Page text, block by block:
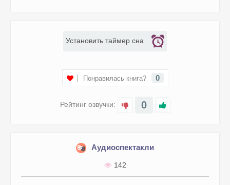
Рейтинг озвучки: 0
Понравилась книга? 0
Установить таймер сна
Аудиоспектакли
142